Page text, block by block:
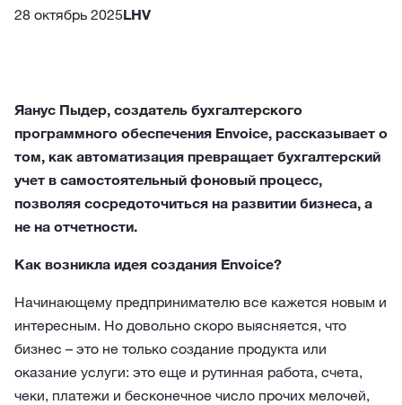
28 октябрь 2025LHV
Яанус Пыдер, создатель бухгалтерского
программного обеспечения Envoice, рассказывает о
том, как автоматизация превращает бухгалтерский
учет в самостоятельный фоновый процесс,
позволяя сосредоточиться на развитии бизнеса, а
не на отчетности.
Как возникла идея создания Envoice?
Начинающему предпринимателю все кажется новым и
интересным. Но довольно скоро выясняется, что
бизнес – это не только создание продукта или
оказание услуги: это еще и рутинная работа, счета,
чеки, платежи и бесконечное число прочих мелочей,